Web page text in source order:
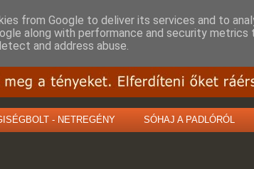
- NETREGÉNY SÓHAJ A PADLÓRÓL
from Google to deliver its services and to
along with performance and security
and address abuse.